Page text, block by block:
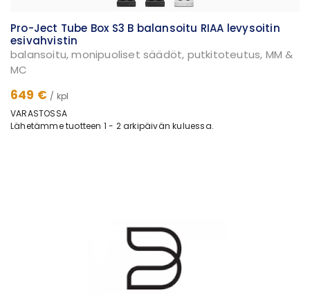
Pro-Ject Tube Box S3 B balansoitu RIAA levysoitin
esivahvistin
balansoitu, monipuoliset säädöt, putkitoteutus, MM &
MC
649 € / kpl
VARASTOSSA
Lähetämme tuotteen 1 - 2 arkipäivän kuluessa.